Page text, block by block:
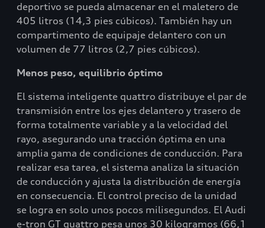
deportivo se pueda almacenar en el maletero de
405 litros (14,3 pies cúbicos). También hay un
compartimento de equipaje delantero con un
volumen de 77 litros (2,7 pies cúbicos).
Menos peso, equilibrio óptimo
El sistema inteligente quattro distribuye el par de
transmisión entre los ejes delantero y trasero de
forma totalmente variable y a la velocidad del
rayo, asegurando una tracción óptima en una
amplia gama de condiciones de conducción. Para
realizar esa tarea, el sistema analiza la situación
de conducción y ajusta la distribución de energía
en consecuencia. El control preciso de la unidad
se logra en solo unos pocos milisegundos. El Audi
e-tron GT quattro pesa unos 30 kilogramos (66,1